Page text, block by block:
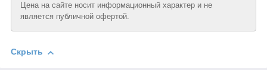
Цена на сайте носит информационный характер и не
является публичной офертой.
Скрыть